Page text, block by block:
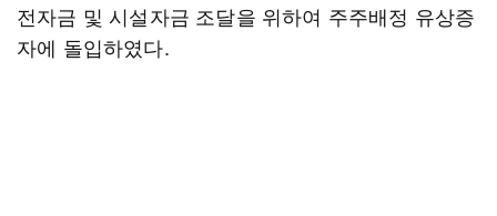
전자금 및 시설자금 조달을 위하여 주주배정 유상증
자에 돌입하였다.